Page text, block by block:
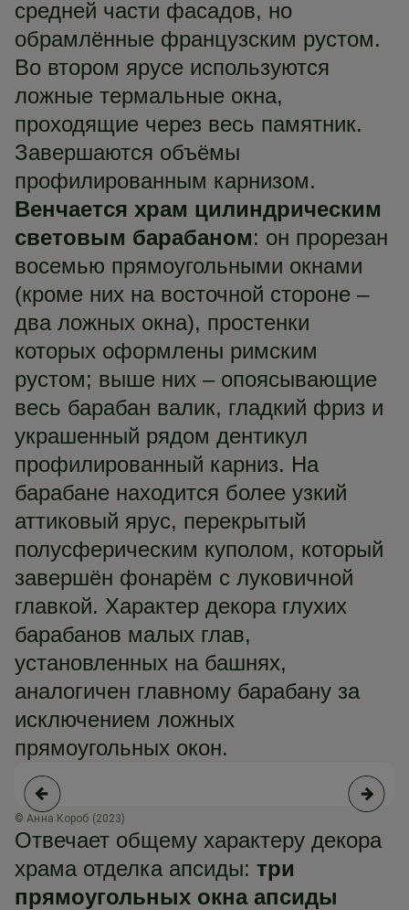
средней части фасадов, но
обрамлённые французским рустом.
Во втором ярусе используются
ложные термальные окна,
проходящие через весь памятник.
Завершаются объёмы
профилированным карнизом.
Венчается храм цилиндрическим
световым барабаном: он прорезан
восемью прямоугольными окнами
(кроме них на восточной стороне –
два ложных окна), простенки
которых оформлены римским
рустом; выше них – опоясывающие
весь барабан валик, гладкий фриз и
украшенный рядом дентикул
профилированный карниз. На
барабане находится более узкий
аттиковый ярус, перекрытый
полусферическим куполом, который
завершён фонарём с луковичной
главкой. Характер декора глухих
барабанов малых глав,
установленных на башнях,
аналогичен главному барабану за
исключением ложных
прямоугольных окон.
© Анна Короб (2023)
Отвечает общему характеру декора
храма отделка апсиды: три
прямоугольных окна апсиды